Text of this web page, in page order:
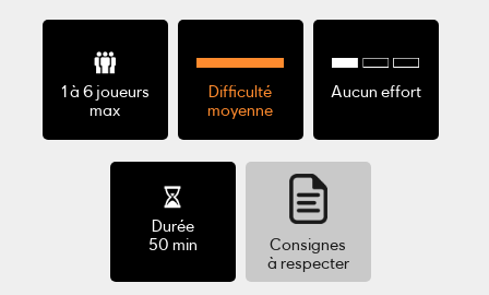
1 à 6 joueurs
max
Difficulté
moyenne
Aucun effort
Durée
50 min
Consignes
à respecter